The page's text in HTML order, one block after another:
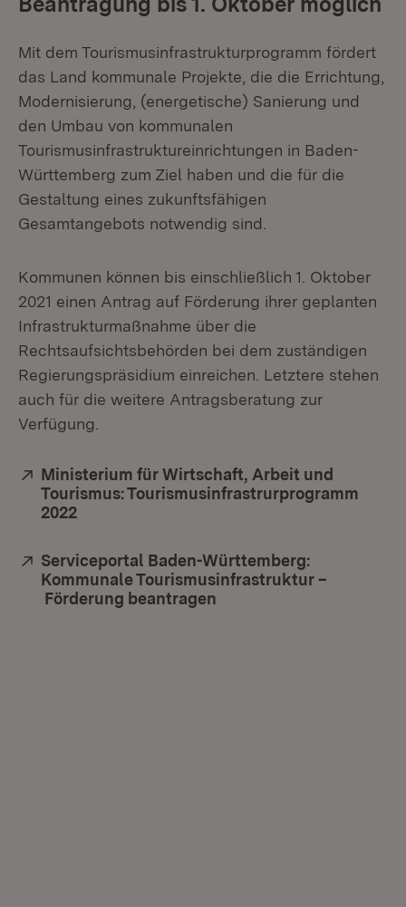
Mit dem Tourismusinfrastrukturprogramm fördert
das Land kommunale Projekte, die die Errichtung,
Modernisierung, (energetische) Sanierung und
den Umbau von kommunalen
Tourismusinfrastruktureinrichtungen in Baden-
Württemberg zum Ziel haben und die für die
Gestaltung eines zukunftsfähigen
Gesamtangebots notwendig sind.
Kommunen können bis einschließlich 1. Oktober
2021 einen Antrag auf Förderung ihrer geplanten
Infrastrukturmaßnahme über die
Rechtsaufsichtsbehörden bei dem zuständigen
Regierungspräsidium einreichen. Letztere stehen
auch für die weitere Antragsberatung zur
Verfügung.
Extern:
Ministerium für Wirtschaft, Arbeit und
Tourismus: Tourismusinfrastrurprogramm
2022
Extern:
Serviceportal Baden-Württemberg:
Kommunale Tourismusinfrastruktur –
Förderung beantragen